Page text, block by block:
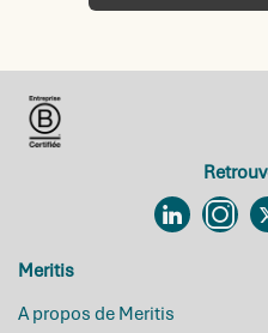
Linkedin
Meritis
A propos de Meritis